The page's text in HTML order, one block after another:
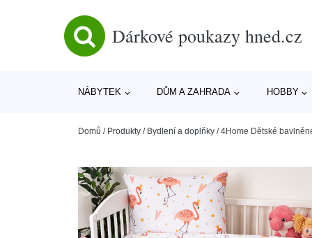
Dárkové poukazy hned.cz
NÁBYTEK DŮM A ZAHRADA HOBBY
Domů / Produkty / Bydlení a doplňky /4Home Dětské